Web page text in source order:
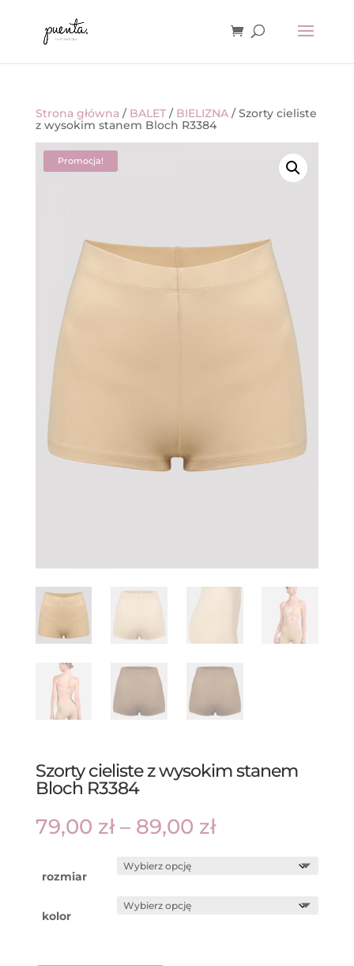
Strona główna / BALET/ BIELIZNA/ Szorty cieliste
z wysokim stanem Bloch R3384
Promocja!
Szorty cieliste z wysokim stanem
Bloch R3384
79,00 zł – 89,00 złZakres
rozmiar
kolor